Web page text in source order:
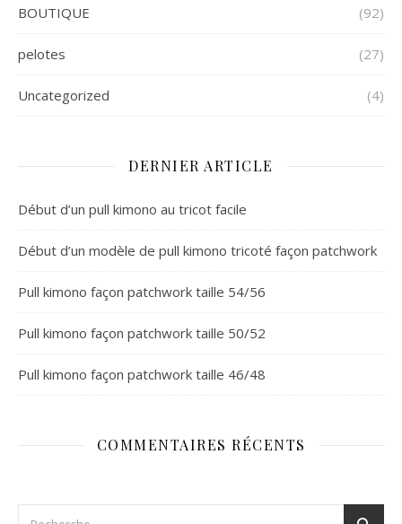
BOUTIQUE (92)
pelotes (27)
Uncategorized (4)
DERNIER ARTICLE
Début d’un pull kimono au tricot facile
Début d’un modèle de pull kimono tricoté façon patchwork
Pull kimono façon patchwork taille 54/56
Pull kimono façon patchwork taille 50/52
Pull kimono façon patchwork taille 46/48
COMMENTAIRES RÉCENTS